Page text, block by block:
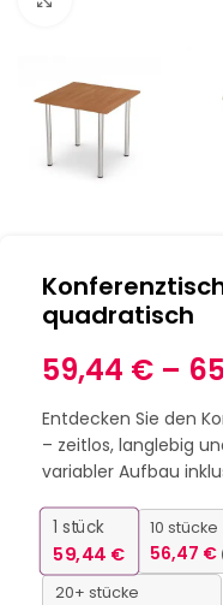
quadratisch
59,44 € –
Entdecken Sie den
– zeitlos, langlebig
variabler Aufbau
1 stück
59,44 €
10 stücke
56,47 €
20+ stücke